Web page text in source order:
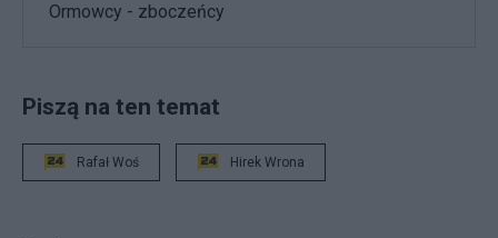
Ormowcy - zboczeńcy
Piszą na ten temat
Rafał Woś Hirek Wrona